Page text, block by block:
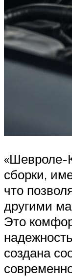
«Шевроле-
сборки,
что
другими
Это
создана